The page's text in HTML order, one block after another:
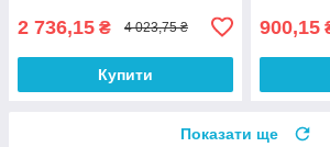
2 736,15 ₴ 4 023,75 ₴
Купити
900,15
Показати ще